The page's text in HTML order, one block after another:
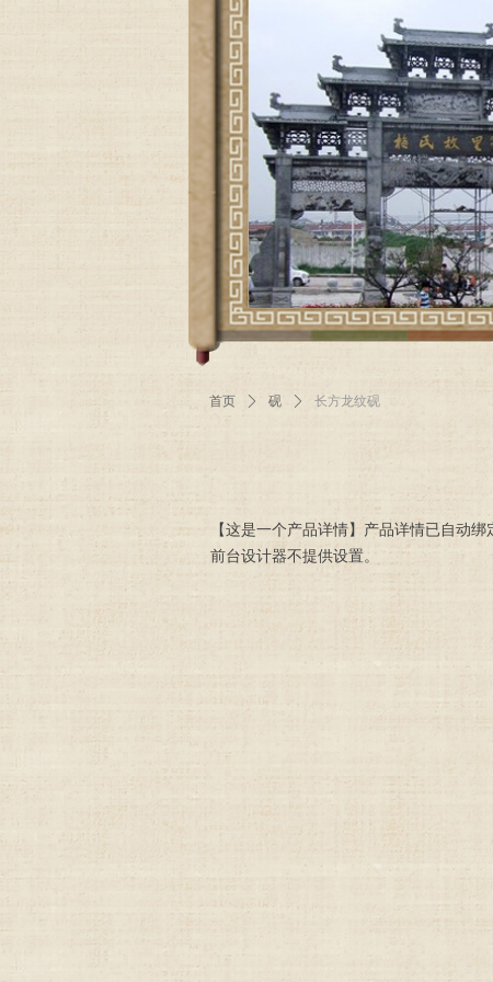
首页 ꄲ 砚 ꄲ 长方龙纹砚
【这是一个产品详情】产品详情已自动
前台设计器不提供设置。